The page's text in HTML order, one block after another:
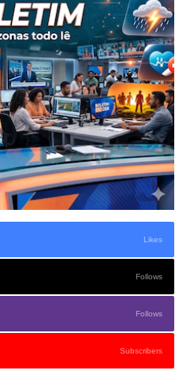
Likes
Follows
Follows
Subscribers